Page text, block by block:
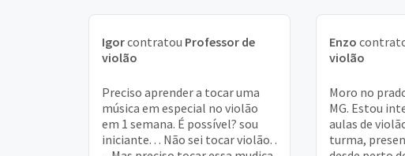
Igorcontratou Professor de
violão
Preciso aprender a tocar uma
música em especial no violão
em 1 semana. É possível? sou
iniciante. . . Não sei tocar violão. .
Enzo
violão
Moro no
MG. Estou
aulas de
turma,